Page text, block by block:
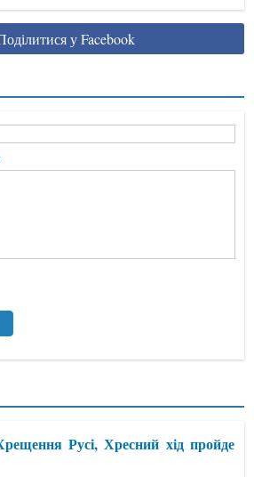
у Facebook
Русі, Хресний хід пройде